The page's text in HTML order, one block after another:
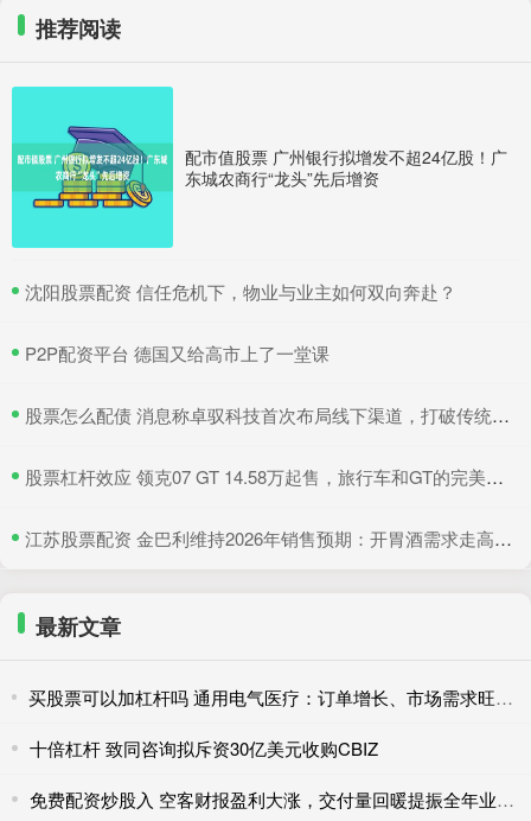
推荐阅读
配市值股票 广州银行拟增发不超24亿股！广
东城农商行“龙头”先后增资
​沈阳股票配资 信任危机下，物业与业主如何双向奔赴？
​P2P配资平台 德国又给高市上了一堂课
​股票怎么配债 消息称卓驭科技首次布局线下渠道，打破传统供应商隐居幕后模式
​股票杠杆效应 领克07 GT 14.58万起售，旅行车和GT的完美结合
​江苏股票配资 金巴利维持2026年销售预期：开胃酒需求走高，抵消美国波本威士忌销量下滑
最新文章
买股票可以加杠杆吗 通用电气医疗：订单增长、市场需求旺盛拉动营收走高
十倍杠杆 致同咨询拟斥资30亿美元收购CBIZ
免费配资炒股入 空客财报盈利大涨，交付量回暖提振全年业绩信心